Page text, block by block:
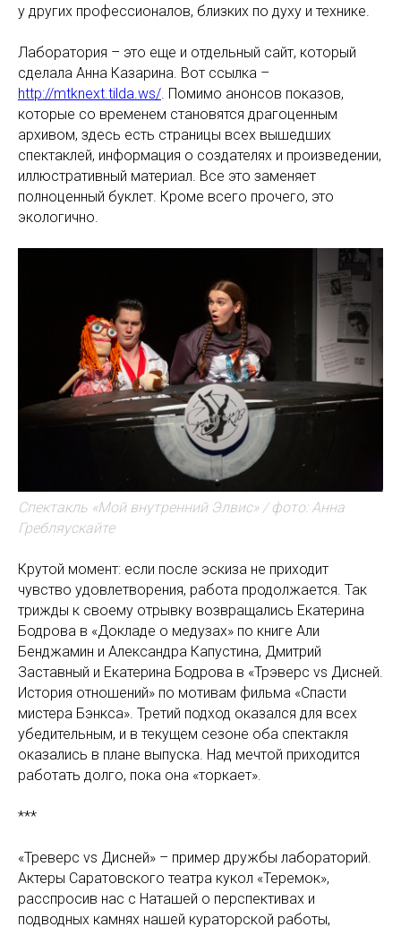
у других профессионалов, близких по духу и технике.
Лаборатория – это еще и отдельный сайт, который
сделала Анна Казарина. Вот ссылка –
http://mtknext.tilda.ws/. Помимо анонсов показов,
которые со временем становятся драгоценным
архивом, здесь есть страницы всех вышедших
спектаклей, информация о создателях и произведении,
иллюстративный материал. Все это заменяет
полноценный буклет. Кроме всего прочего, это
экологично.
Спектакль «Мой внутренний Элвис» / фото: Анна
Гребляускайте
Крутой момент: если после эскиза не приходит
чувство удовлетворения, работа продолжается. Так
трижды к своему отрывку возвращались Екатерина
Бодрова в «Докладе о медузах» по книге Али
Бенджамин и Александра Капустина, Дмитрий
Заставный и Екатерина Бодрова в «Трэверс vs Дисней.
История отношений» по мотивам фильма «Спасти
мистера Бэнкса». Третий подход оказался для всех
убедительным, и в текущем сезоне оба спектакля
оказались в плане выпуска. Над мечтой приходится
работать долго, пока она «торкает».
***
«Треверс vs Дисней» – пример дружбы лабораторий.
Актеры Саратовского театра кукол «Теремок»,
расспросив нас с Наташей о перспективах и
подводных камнях нашей кураторской работы,